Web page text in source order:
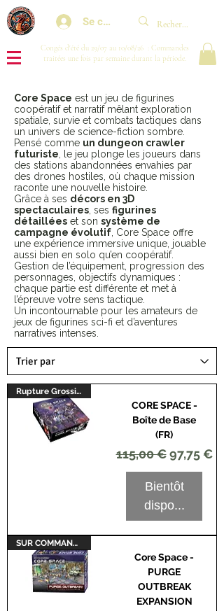
Se connecter
Congés d'été du 29/07 au 10/08/26 : Commandes
traitées une fois par semaine durant la période.
Core Space est un jeu de figurines
coopératif et narratif mêlant exploration
spatiale, survie et combats tactiques dans
un univers de science-fiction sombre.
Pensé comme un dungeon crawler
futuriste, le jeu plonge les joueurs dans
des stations abandonnées envahies par
des drones hostiles, où chaque mission
raconte une nouvelle histoire.
Grâce à ses décors en 3D
spectaculaires, ses figurines
détaillées et son système de
campagne évolutif, Core Space offre
une expérience immersive unique, jouable
aussi bien en solo qu’en coopératif.
Gestion de l’équipement, progression des
personnages, objectifs dynamiques :
chaque partie est différente et met à
l’épreuve votre sens tactique.
Un incontournable pour les amateurs de
jeux de figurines sci-fi et d’aventures
narratives intenses.
Rupture Grossiste
CORE SPACE -
Boîte de Base
(FR)
Prix original
115,00 € Prix
97,75 €
Bientôt
dispo...
SUR COMMANDE
Core Space -
PURGE
OUTBREAK
EXPANSION